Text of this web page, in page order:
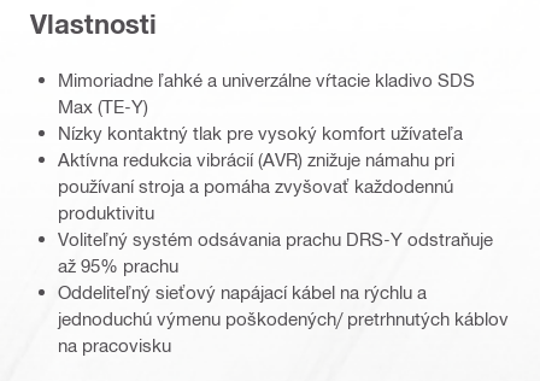
Vlastnosti
Mimoriadne ľahké a univerzálne vŕtacie kladivo SDS
Max (TE-Y)
Nízky kontaktný tlak pre vysoký komfort užívateľa
Aktívna redukcia vibrácií (AVR) znižuje námahu pri
používaní stroja a pomáha zvyšovať každodennú
produktivitu
Voliteľný systém odsávania prachu DRS-Y odstraňuje
až 95% prachu
Oddeliteľný sieťový napájací kábel na rýchlu a
jednoduchú výmenu poškodených/ pretrhnutých káblov
na pracovisku